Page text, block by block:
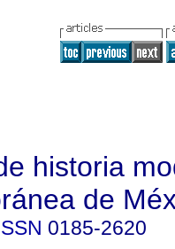
historia
de
0185-2620